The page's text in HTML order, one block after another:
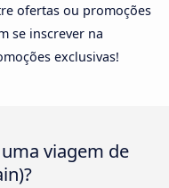
ofertas ou promoções
se inscrever na
exclusivas!
viagem de